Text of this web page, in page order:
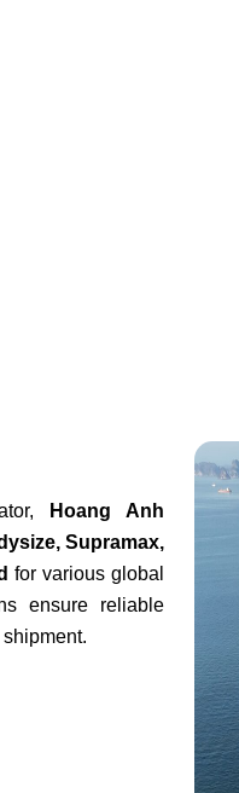
Hoang Anh
Supramax,
for various global
ensure reliable